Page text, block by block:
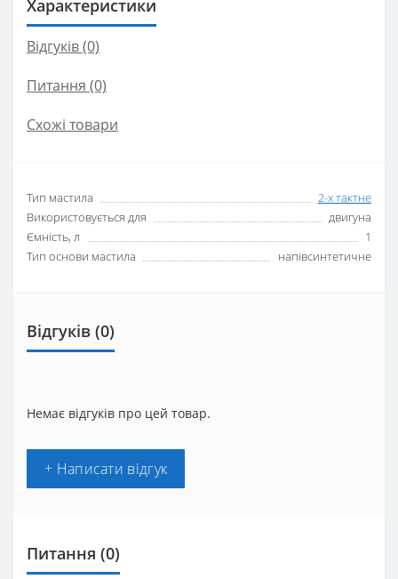
Характеристики
Відгуків (0)
Питання (0)
Схожі товари
Тип мастила
2-х тактне
Використовується для
двигуна
Ємність, л
1
Тип основи мастила
напівсинтетичне
Відгуків (0)
Немає відгуків про цей товар.
+ Написати відгук
Питання (0)